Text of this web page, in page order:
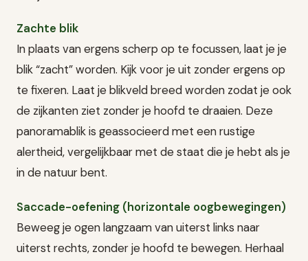
Zachte blik
In plaats van ergens scherp op te focussen, laat je je
blik “zacht” worden. Kijk voor je uit zonder ergens op
te fixeren. Laat je blikveld breed worden zodat je ook
de zijkanten ziet zonder je hoofd te draaien. Deze
panoramablik is geassocieerd met een rustige
alertheid, vergelijkbaar met de staat die je hebt als je
in de natuur bent.
Saccade-oefening (horizontale oogbewegingen)
Beweeg je ogen langzaam van uiterst links naar
uiterst rechts, zonder je hoofd te bewegen. Herhaal